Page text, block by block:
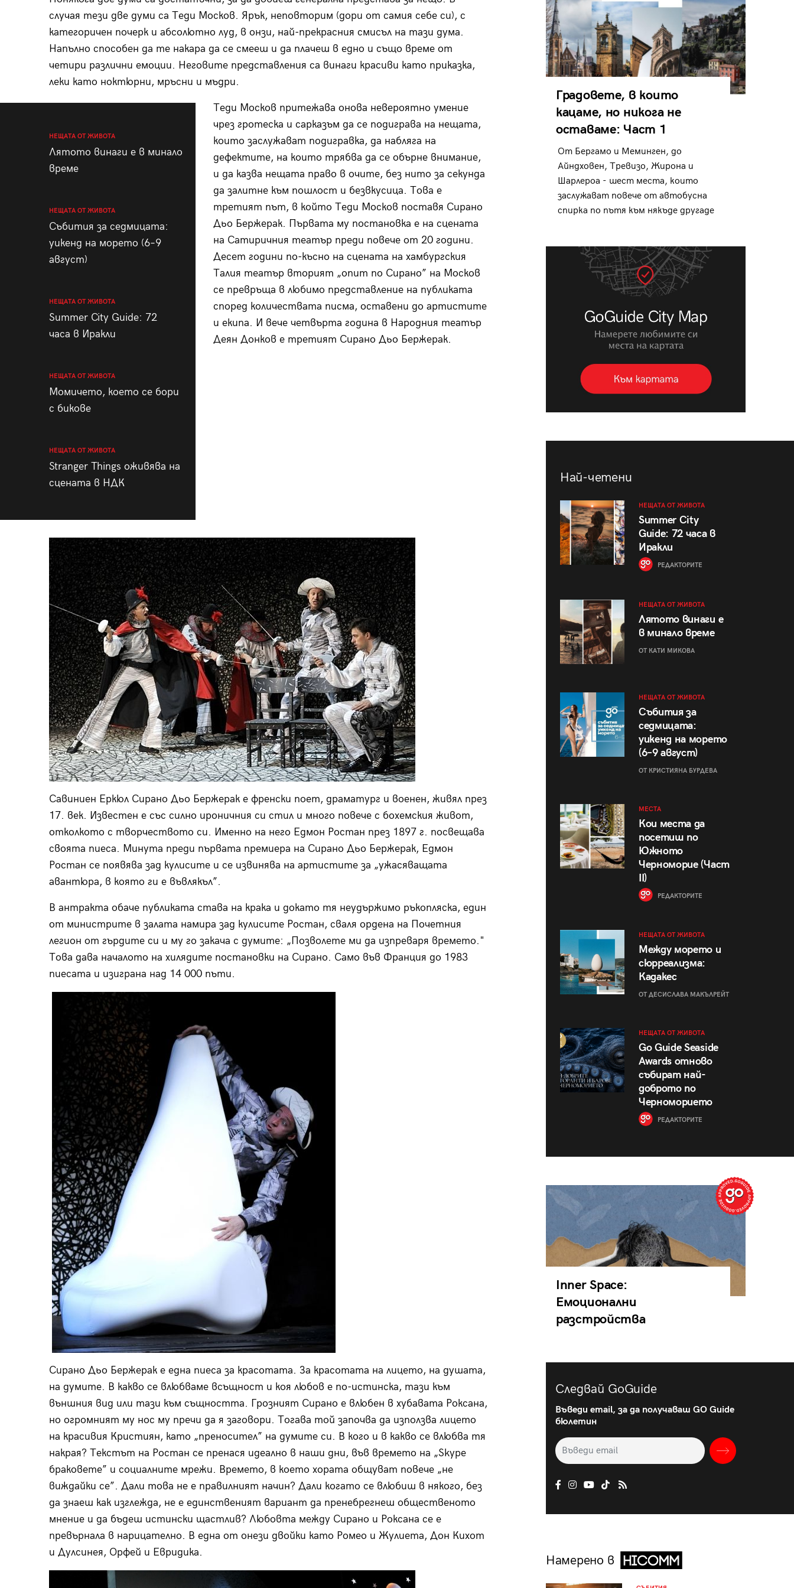
случая тези две думи са Теди Москов. Ярък, неповторим (дори от самия себе си), с
категоричен почерк и абсолютно луд, в онзи, най-прекрасния смисъл на тази дума.
Напълно способен да те накара да се смееш и да плачеш в едно и също време от
четири различни емоции. Неговите представления са винаги красиви като приказка,
леки като ноктюрни, мръсни и мъдри.
НЕЩАТА ОТ ЖИВОТА
Лятото винаги е в минало
време
НЕЩАТА ОТ ЖИВОТА
Събития за седмицата:
уикенд на морето (6–9
август)
НЕЩАТА ОТ ЖИВОТА
Summer City Guide: 72
часа в Иракли
НЕЩАТА ОТ ЖИВОТА
Момичето, което се бори
с бикове
НЕЩАТА ОТ ЖИВОТА
Stranger Things оживява на
сцената в НДК
Теди Москов притежава онова невероятно умение
чрез гротеска и сарказъм да се подиграва на нещата,
които заслужават подигравка, да набляга на
дефектите, на които трябва да се обърне внимание,
и да казва нещата право в очите, без нито за секунда
да залитне към пошлост и безвкусица. Това е
третият път, в който Теди Москов поставя Сирано
Дьо Бержерак. Първата му постановка е на сцената
на Сатиричния театър преди повече от 20 години.
Десет години по-късно на сцената на хамбургския
Талия театър вторият „опит по Сирано” на Москов
се превръща в любимо представление на публиката
според количествата писма, оставени до артистите
и екипа. И вече четвърта година в Народния театър
Деян Донков е третият Сирано Дьо Бержерак.
Савиниен Еркюл Сирано Дьо Бержерак е френски поет, драматург и военен, живял през
17. век. Известен е със силно ироничния си стил и много повече с бохемския живот,
отколкото с творчеството си. Именно на него Едмон Ростан през 1897 г. посвещава
своята пиеса. Минута преди първата премиера на Сирано Дьо Бержерак, Едмон
Ростан се появява зад кулисите и се извинява на артистите за „ужасяващата
авантюра, в която ги е въвлякъл”.
В антракта обаче публиката става на крака и докато тя неудържимо ръкопляска, един
от министрите в залата намира зад кулисите Ростан, сваля ордена на Почетния
легион от гърдите си и му го закача с думите: „Позволете ми да изпреваря времето."
Това дава началото на хилядите постановки на Сирано. Само във Франция до 1983
пиесата и изиграна над 14 000 пъти.
Сирано Дьо Бержерак е една пиеса за красотата. За красотата на лицето, на душата,
на думите. В какво се влюбваме всъщност и коя любов е по-истинска, тази към
външния вид или тази към същността. Грозният Сирано е влюбен в хубавата Роксана,
но огромният му нос му пречи да я заговори. Тогава той започва да използва лицето
на красивия Кристиян, като „преносител” на думите си. В кого и в какво се влюбва тя
накрая? Текстът на Ростан се пренася идеално в наши дни, във времето на „Skype
браковете” и социалните мрежи. Времето, в което хората общуват повече „не
виждайки се”. Дали това не е правилният начин? Дали когато се влюбиш в някого, без
да знаеш как изглежда, не е единственият вариант да пренебрегнеш общественото
мнение и да бъдеш истински щастлив? Любовта между Сирано и Роксана се е
превърнала в нарицателно. В една от онези двойки като Ромео и Жулиета, Дон Кихот
и Дулсинея, Орфей и Евридика.
Градовете, в които
кацаме, но никога не
оставаме: Част 1
От Бергамо и Меминген, до
Айндховен, Тревизо, Жирона и
Шарлероа - шест места, които
заслужават повече от автобусна
спирка по пътя към някъде другаде
Най-четени
НЕЩАТА ОТ ЖИВОТА
Summer City
Guide: 72 часа в
Иракли
РЕДАКТОРИТЕ
НЕЩАТА ОТ ЖИВОТА
Лятото винаги е
в минало време
ОТ КАТИ МИКОВА
НЕЩАТА ОТ ЖИВОТА
Събития за
седмицата:
уикенд на морето
(6–9 август)
ОТ КРИСТИЯНА БУРДЕВА
МЕСТА
Кои места да
посетиш по
Южното
Черноморие (Част
II)
РЕДАКТОРИТЕ
НЕЩАТА ОТ ЖИВОТА
Между морето и
сюрреализма:
Кадакес
ОТ ДЕСИСЛАВА МАКЪЛРЕЙТ
НЕЩАТА ОТ ЖИВОТА
Go Guide Seaside
Awards отново
събират най-
доброто по
Черноморието
РЕДАКТОРИТЕ
Inner Space:
Емоционални
разстройства
Следвай GoGuide
Въведи email, за да получаваш GO Guide
бюлетин
Намерено в